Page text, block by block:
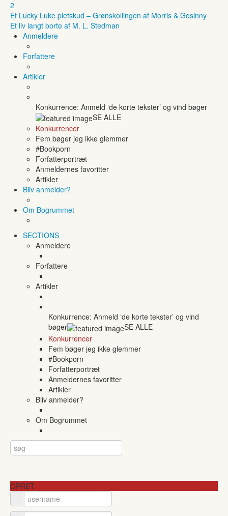
2
Et Lucky Luke pletskud – Grønskollingen af Morris & Gosinny
Et liv langt borte af M. L. Stedman
Anmeldere
Forfattere
Artikler
Konkurrence: Anmeld ‘de korte tekster’ og vind bøger
SE ALLE
Konkurrencer
Fem bøger jeg ikke glemmer
#Bookporn
Forfatterportræt
Anmeldernes favoritter
Artikler
Bliv anmelder?
Om Bogrummet
SECTIONS
Anmeldere
Forfattere
Artikler
Konkurrence: Anmeld ‘de korte tekster’ og vind
bøger
SE ALLE
Konkurrencer
Fem bøger jeg ikke glemmer
#Bookporn
Forfatterportræt
Anmeldernes favoritter
Artikler
Bliv anmelder?
Om Bogrummet
OPRET